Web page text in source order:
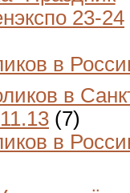
23-24
в
в
(7)
в